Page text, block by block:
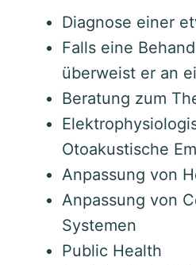
Diagnose einer
Falls eine
überweist er an
Beratung zum
Otoakustische
Anpassung von
Anpassung von
Systemen
Public Health